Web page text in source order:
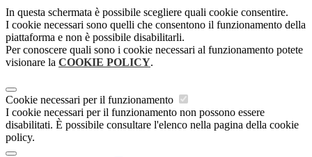
In questa schermata è possibile scegliere quali cookie consentire.
I cookie necessari sono quelli che consentono il funzionamento della
piattaforma e non è possibile disabilitarli.
Per conoscere quali sono i cookie necessari al funzionamento potete
visionare la COOKIE POLICY.
Cookie necessari per il funzionamento
I cookie necessari per il funzionamento non possono essere
disabilitati. È possibile consultare l'elenco nella pagina della cookie
policy.